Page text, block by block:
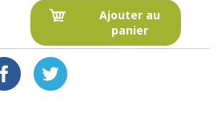
Ajouter au
panier